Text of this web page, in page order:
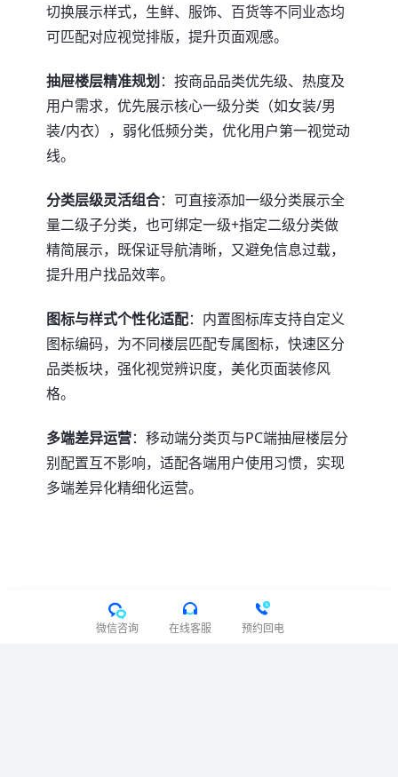
微信咨询 在线客服 预约回电
切换展示样式，生鲜、服饰、百货等不同业态均
可匹配对应视觉排版，提升页面观感。
抽屉楼层精准规划 ：按商品品类优先级、热度及
用户需求，优先展示核心一级分类（如女装/男
装/内衣），弱化低频分类，优化用户第一视觉动
线。
分类层级灵活组合：可直接添加一级分类展示全
量二级子分类，也可绑定一级+指定二级分类做
精简展示，既保证导航清晰，又避免信息过载，
提升用户找品效率。
图标与样式个性化适配：内置图标库支持自定义
图标编码，为不同楼层匹配专属图标，快速区分
品类板块，强化视觉辨识度，美化页面装修风
格。
多端差异运营：移动端分类页与PC端抽屉楼层分
别配置互不影响，适配各端用户使用习惯，实现
多端差异化精细化运营。